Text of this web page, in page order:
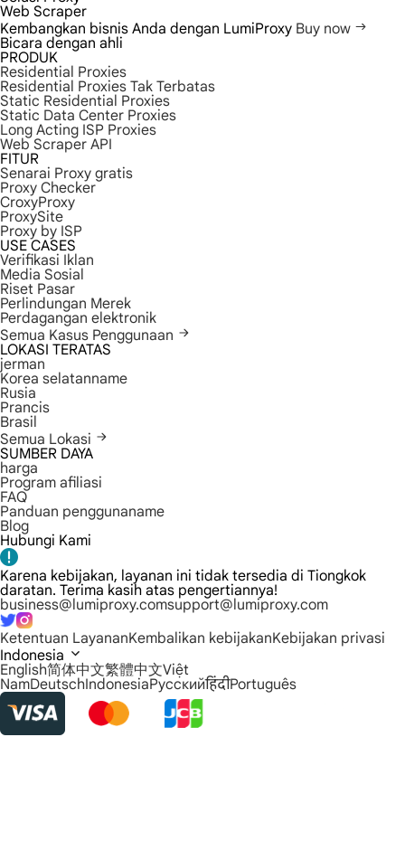
Web Scraper
Kembangkan bisnis Anda dengan LumiProxy Buy now
Bicara dengan ahli
PRODUK
Residential Proxies
Residential Proxies Tak Terbatas
Static Residential Proxies
Static Data Center Proxies
Long Acting ISP Proxies
Web Scraper API
FITUR
Senarai Proxy gratis
Proxy Checker
CroxyProxy
ProxySite
Proxy by ISP
USE CASES
Verifikasi Iklan
Media Sosial
Riset Pasar
Perlindungan Merek
Perdagangan elektronik
Semua Kasus Penggunaan
LOKASI TERATAS
jerman
Korea selatanname
Rusia
Prancis
Brasil
Semua Lokasi
SUMBER DAYA
harga
Program afiliasi
FAQ
Panduan penggunaname
Blog
Hubungi Kami
Karena kebijakan, layanan ini tidak tersedia di Tiongkok
daratan. Terima kasih atas pengertiannya!
business@lumiproxy.comsupport@lumiproxy.com
Ketentuan LayananKembalikan kebijakanKebijakan privasi
Indonesia
English简体中文繁體中文Việt
NamDeutschIndonesiaРусскийहिंदीPortuguês